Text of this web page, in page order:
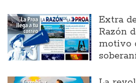
Extra
Razón
motivo